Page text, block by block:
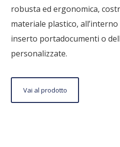
robusta ed ergonomica,
materiale plastico,
inserto portadocumenti o
personalizzate.
Vai al prodottoVai
al